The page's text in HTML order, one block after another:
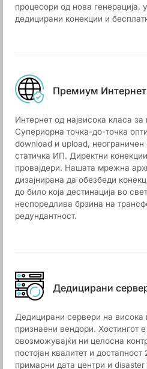
процесори од нова генерација,
дедицирани конекции и
Премиум Интернет
Интернет од највисока класа
Супериорна точка-до-точка
download и upload, неограничен
статичка ИП. Директни
провајдери. Нашата мрежна
дизајнирана да обезбеди
до било која дестинација во
неспоредлива брзина на
редундантност.
Дедицирани
Дедицирани сервери на висока
признаени вендори. Хостингот
овозможувајќи ни целосна
постојан квалитет и
примарни дата центри и